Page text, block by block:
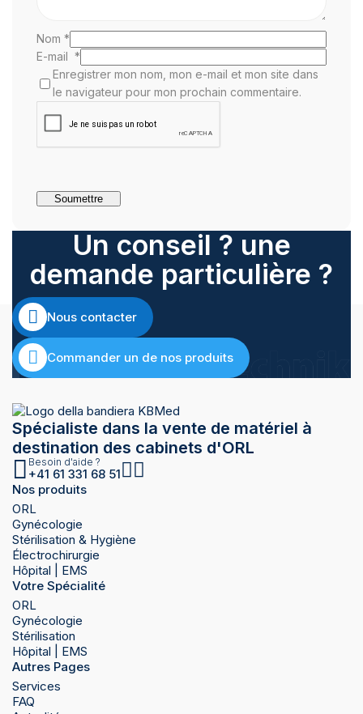
Nom *
E-mail *
Enregistrer mon nom, mon e-mail et mon site dans
le navigateur pour mon prochain commentaire.
Un conseil ? une
demande particulière ?
Nous contacter
Commander un de nos produits
Spécialiste dans la vente de matériel à
destination des cabinets d'ORL
Besoin d'aide ?
+41 61 331 68 51
Nos produits
ORL
Gynécologie
Stérilisation & Hygiène
Électrochirurgie
Hôpital | EMS
Votre Spécialité
ORL
Gynécologie
Stérilisation
Hôpital | EMS
Autres Pages
Services
FAQ